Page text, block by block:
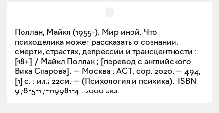
Поллан, Майкл (1955-). Мир иной. Что
психоделика может рассказать о сознании,
смерти, страстях, депрессии и трансцентности :
[18+] / Майкл Поллан ; [перевод с английского
Вика Спарова]. — Москва : АСТ, cop. 2020. — 494,
[1] с. : ил.; 22см. — (Психология и психика).; ISBN
978-5-17-119981-4 : 2000 экз.